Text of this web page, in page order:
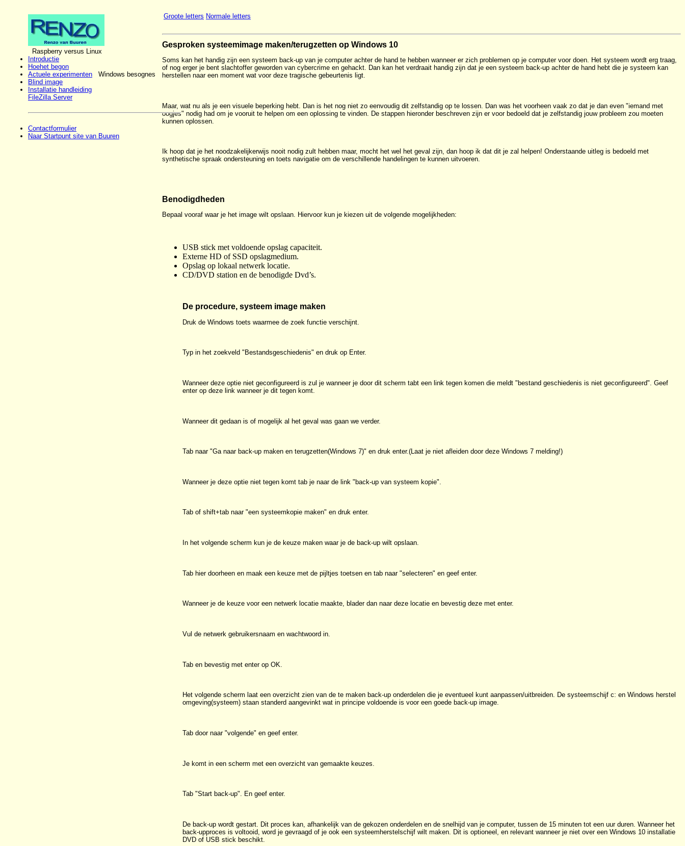
Raspberry versus Linux
Introductie
Hoehet begon
Actuele experimenten Windows besognes
Blind image
Installatie handleiding
FileZilla Server
Contactformulier
Naar Startpunt site van Buuren
Groote letters Normale letters
Gesproken systeemimage maken/terugzetten op Windows 10
Soms kan het handig zijn een systeem back-up van je computer achter de hand te hebben wanneer er zich problemen op je computer voor doen. Het systeem wordt erg traag,
of nog erger je bent slachtoffer geworden van cybercrime en gehackt. Dan kan het verdraait handig zijn dat je een systeem back-up achter de hand hebt die je systeem kan
herstellen naar een moment wat voor deze tragische gebeurtenis ligt.
Maar, wat nu als je een visuele beperking hebt. Dan is het nog niet zo eenvoudig dit zelfstandig op te lossen. Dan was het voorheen vaak zo dat je dan even "iemand met
oogjes" nodig had om je vooruit te helpen om een oplossing te vinden. De stappen hieronder beschreven zijn er voor bedoeld dat je zelfstandig jouw probleem zou moeten
kunnen oplossen.
Ik hoop dat je het noodzakelijkerwijs nooit nodig zult hebben maar, mocht het wel het geval zijn, dan hoop ik dat dit je zal helpen! Onderstaande uitleg is bedoeld met
synthetische spraak ondersteuning en toets navigatie om de verschillende handelingen te kunnen uitvoeren.
Benodigdheden
Bepaal vooraf waar je het image wilt opslaan. Hiervoor kun je kiezen uit de volgende mogelijkheden:
USB stick met voldoende opslag capaciteit.
Externe HD of SSD opslagmedium.
Opslag op lokaal netwerk locatie.
CD/DVD station en de benodigde Dvd’s.
De procedure, systeem image maken
Druk de Windows toets waarmee de zoek functie verschijnt.
Typ in het zoekveld "Bestandsgeschiedenis" en druk op Enter.
Wanneer deze optie niet geconfigureerd is zul je wanneer je door dit scherm tabt een link tegen komen die meldt "bestand geschiedenis is niet geconfigureerd". Geef
enter op deze link wanneer je dit tegen komt.
Wanneer dit gedaan is of mogelijk al het geval was gaan we verder.
Tab naar "Ga naar back-up maken en terugzetten(Windows 7)" en druk enter.(Laat je niet afleiden door deze Windows 7 melding!)
Wanneer je deze optie niet tegen komt tab je naar de link "back-up van systeem kopie".
Tab of shift+tab naar "een systeemkopie maken" en druk enter.
In het volgende scherm kun je de keuze maken waar je de back-up wilt opslaan.
Tab hier doorheen en maak een keuze met de pijltjes toetsen en tab naar "selecteren" en geef enter.
Wanneer je de keuze voor een netwerk locatie maakte, blader dan naar deze locatie en bevestig deze met enter.
Vul de netwerk gebruikersnaam en wachtwoord in.
Tab en bevestig met enter op OK.
Het volgende scherm laat een overzicht zien van de te maken back-up onderdelen die je eventueel kunt aanpassen/uitbreiden. De systeemschijf c: en Windows herstel
omgeving(systeem) staan standerd aangevinkt wat in principe voldoende is voor een goede back-up image.
Tab door naar "volgende" en geef enter.
Je komt in een scherm met een overzicht van gemaakte keuzes.
Tab "Start back-up". En geef enter.
De back-up wordt gestart. Dit proces kan, afhankelijk van de gekozen onderdelen en de snelhijd van je computer, tussen de 15 minuten tot een uur duren. Wanneer het
back-upproces is voltooid, word je gevraagd of je ook een systeemherstelschijf wilt maken. Dit is optioneel, en relevant wanneer je niet over een Windows 10 installatie
DVD of USB stick beschikt.